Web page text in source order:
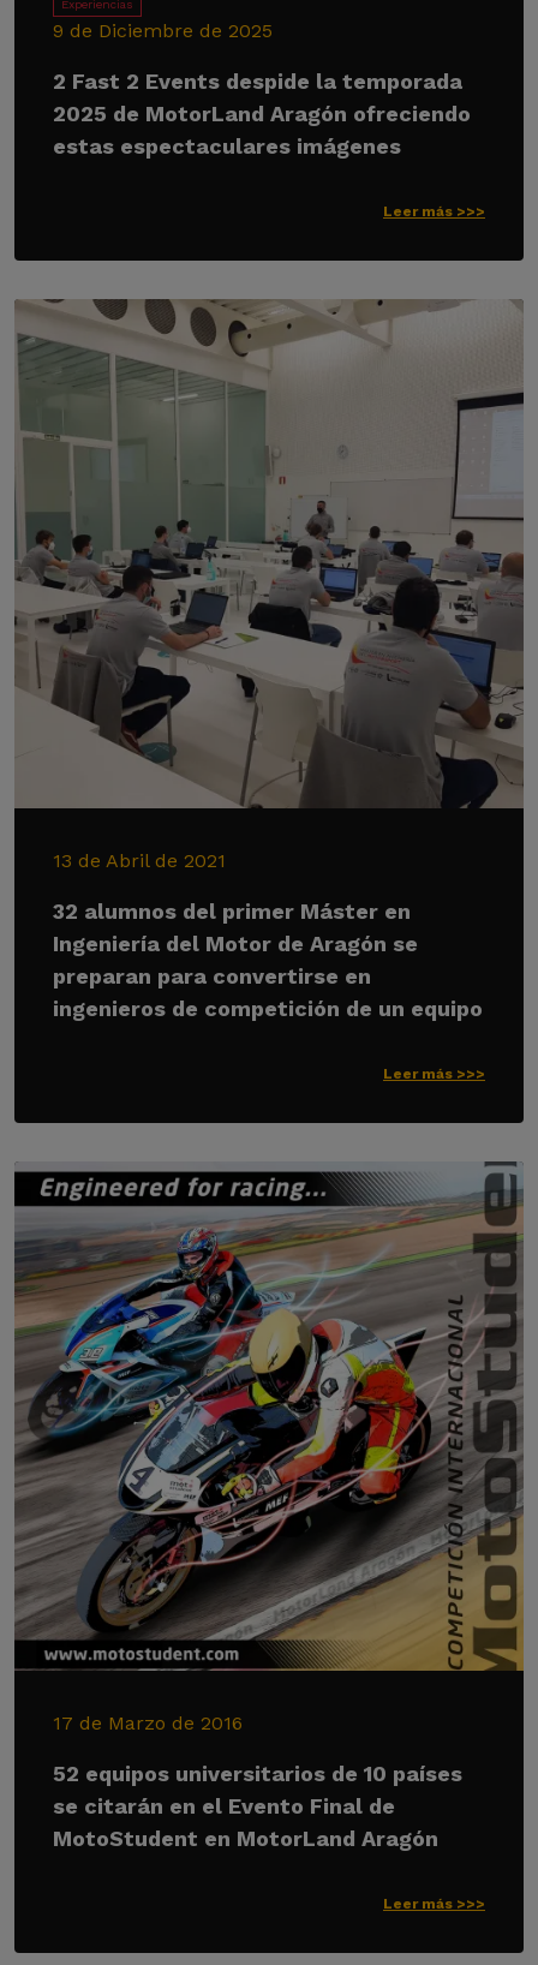
Experiencias
9 de Diciembre de 2025
2 Fast 2 Events despide la temporada
2025 de MotorLand Aragón ofreciendo
estas espectaculares imágenes
Leer más >>>
13 de Abril de 2021
32 alumnos del primer Máster en
Ingeniería del Motor de Aragón se
preparan para convertirse en
ingenieros de competición de un equipo
Leer más >>>
17 de Marzo de 2016
52 equipos universitarios de 10 países
se citarán en el Evento Final de
MotoStudent en MotorLand Aragón
Leer más >>>